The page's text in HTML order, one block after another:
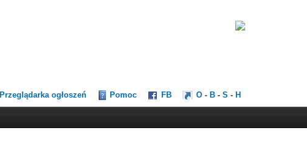
Przeglądarka ogłoszeń Pomoc FB O - B -S - H